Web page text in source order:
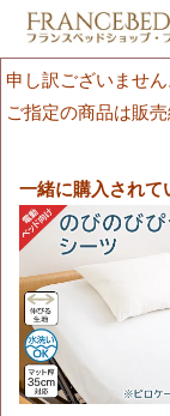
申し訳ございません
ご指定の商品は販
一緒に購入されて